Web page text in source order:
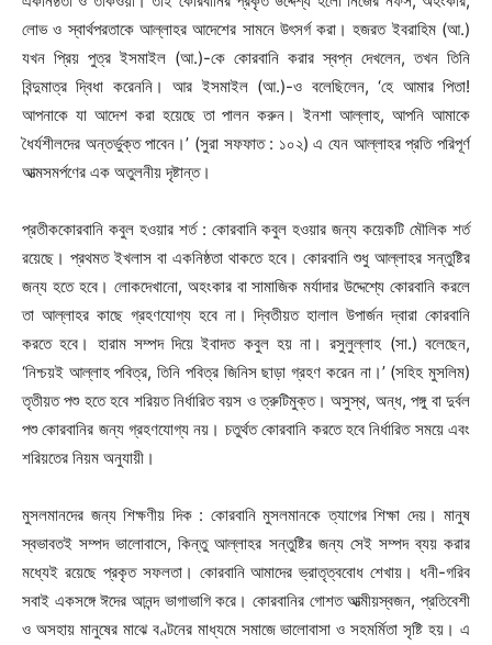
লোভ ও স্বার্থপরতাকে আল্লাহর আদেশের সামনে উৎসর্গ করা। হজরত ইবরাহিম (আ.)
যখন প্রিয় পুত্র ইসমাইল (আ.)-কে কোরবানি করার স্বপ্ন দেখলেন, তখন তিনি
বিন্দুমাত্র দ্বিধা করেননি। আর ইসমাইল (আ.)-ও বলেছিলেন, ‘হে আমার পিতা!
আপনাকে যা আদেশ করা হয়েছে তা পালন করুন। ইনশা আল্লাহ, আপনি আমাকে
ধৈর্যশীলদের অন্তর্ভুক্ত পাবেন।’ (সুরা সফফাত : ১০২) এ যেন আল্লাহর প্রতি পরিপূর্ণ
আত্মসমর্পণের এক অতুলনীয় দৃষ্টান্ত।
প্রতীককোরবানি কবুল হওয়ার শর্ত : কোরবানি কবুল হওয়ার জন্য কয়েকটি মৌলিক শর্ত
রয়েছে। প্রথমত ইখলাস বা একনিষ্ঠতা থাকতে হবে। কোরবানি শুধু আল্লাহর সন্তুষ্টির
জন্য হতে হবে। লোকদেখানো, অহংকার বা সামাজিক মর্যাদার উদ্দেশ্যে কোরবানি করলে
তা আল্লাহর কাছে গ্রহণযোগ্য হবে না। দ্বিতীয়ত হালাল উপার্জন দ্বারা কোরবানি
করতে হবে। হারাম সম্পদ দিয়ে ইবাদত কবুল হয় না। রসুলুল্লাহ (সা.) বলেছেন,
‘নিশ্চয়ই আল্লাহ পবিত্র, তিনি পবিত্র জিনিস ছাড়া গ্রহণ করেন না।’ (সহিহ মুসলিম)
তৃতীয়ত পশু হতে হবে শরিয়ত নির্ধারিত বয়স ও ত্রুটিমুক্ত। অসুস্থ, অন্ধ, পঙ্গু বা দুর্বল
পশু কোরবানির জন্য গ্রহণযোগ্য নয়। চতুর্থত কোরবানি করতে হবে নির্ধারিত সময়ে এবং
শরিয়তের নিয়ম অনুযায়ী।
মুসলমানদের জন্য শিক্ষণীয় দিক : কোরবানি মুসলমানকে ত্যাগের শিক্ষা দেয়। মানুষ
স্বভাবতই সম্পদ ভালোবাসে, কিন্তু আল্লাহর সন্তুষ্টির জন্য সেই সম্পদ ব্যয় করার
মধ্যেই রয়েছে প্রকৃত সফলতা। কোরবানি আমাদের ভ্রাতৃত্ববোধ শেখায়। ধনী-গরিব
সবাই একসঙ্গে ঈদের আনন্দ ভাগাভাগি করে। কোরবানির গোশত আত্মীয়স্বজন, প্রতিবেশী
ও অসহায় মানুষের মাঝে বণ্টনের মাধ্যমে সমাজে ভালোবাসা ও সহমর্মিতা সৃষ্টি হয়। এ